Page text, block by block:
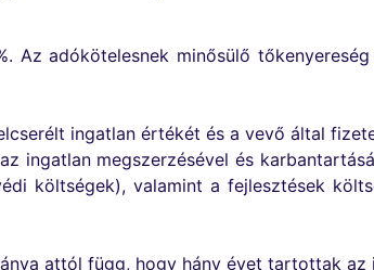
Az adókötelesnek minősülő
ingatlan értékét és a vevő által
ingatlan megszerzésével és
költségek), valamint a fejlesztések
attól függ, hogy hány évet tartottak az